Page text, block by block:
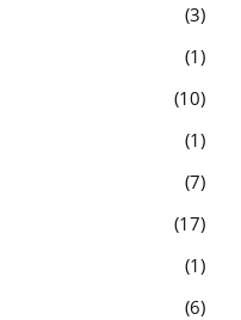
3
1
10
1
7
17
1
6